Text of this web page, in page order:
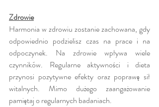
Zdrowie
Harmonia w zdrowiu zostanie zachowana, gdy
odpowiednio podzielisz czas na prace i na
odpoczynek. Na zdrowie wpływa wiele
czynników. Regularne aktywności i dieta
przynosi pozytywne efekty oraz poprawę sił
witalnych. Mimo dużego zaangażowanie
pamiętaj o regularnych badaniach.